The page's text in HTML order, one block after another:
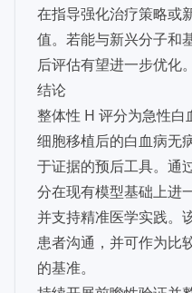
在指导强化治疗策略或
值。若能与新兴分子和
后评估有望进一步优化。
结论
整体性 H 评分为急性白
细胞移植后的白血病无
于证据的预后工具。通
分在现有模型基础上进
并支持精准医学实践。
患者沟通，并可作为比
的基准。